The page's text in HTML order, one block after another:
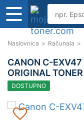
Naslovnica > Računala >
CANON C-
ORIGINAL TONER
DOSTUPNO